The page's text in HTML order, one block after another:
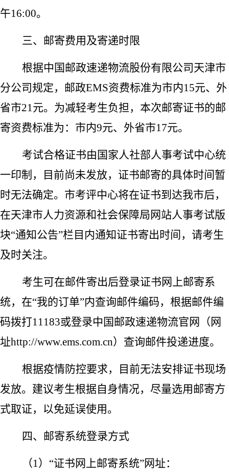
午16:00。
三、邮寄费用及寄递时限
根据中国邮政速递物流股份有限公司天津市
分公司规定，邮政EMS资费标准为市内15元、外
省市21元。为减轻考生负担，本次邮寄证书的邮
寄资费标准为：市内9元、外省市17元。
考试合格证书由国家人社部人事考试中心统
一印制，目前尚未发放，证书邮寄的具体时间暂
时无法确定。市考评中心将在证书到达我市后，
在天津市人力资源和社会保障局网站人事考试版
块“通知公告”栏目内通知证书寄出时间，请考生
及时关注。
考生可在邮件寄出后登录证书网上邮寄系
统，在“我的订单”内查询邮件编码，根据邮件编
码拨打11183或登录中国邮政速递物流官网（网
址http://www.ems.com.cn）查询邮件投递进度。
根据疫情防控要求，目前无法安排证书现场
发放。建议考生根据自身情况，尽量选用邮寄方
式取证，以免延误使用。
四、邮寄系统登录方式
（1）“证书网上邮寄系统”网址：